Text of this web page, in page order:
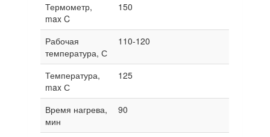
Термометр,
max C
150
Рабочая
температура, С
110-120
Температура,
max С
125
Время нагрева,
мин
90